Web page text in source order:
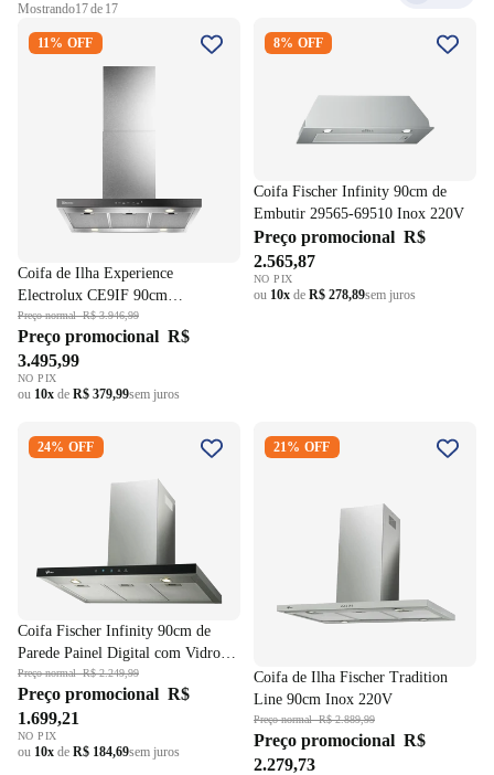
Mostrando17 de 17
Electrolux CE9IF 90cm
Inteligência Artificial Inox
11% OFF
Coifa de Ilha Experience
Electrolux CE9IF 90cm
Inteligência Artificial Inox 220V
Preço normalR$ 3.946,99
Preço promocional R$
3.495,99
NO PIX
ou 10x de R$ 379,99sem juros
Embutir 29565-69510 Inox
8% OFF
Coifa Fischer Infinity 90cm de
Embutir 29565-69510 Inox 220V
Preço promocional R$
2.565,87
NO PIX
ou 10x de R$ 278,89sem juros
Parede Painel Digital com
Inox Escovado 220V
24% OFF
Coifa Fischer Infinity 90cm de
Parede Painel Digital com Vidro
Preto 19902-22550 Aço Inox
Escovado 220V
Preço normalR$ 2.249,99
Preço promocional R$
1.699,21
NO PIX
ou 10x de R$ 184,69sem juros
Line 90cm Inox 220V
21% OFF
Coifa de Ilha Fischer Tradition
Line 90cm Inox 220V
Preço normalR$ 2.889,99
Preço promocional R$
2.279,73